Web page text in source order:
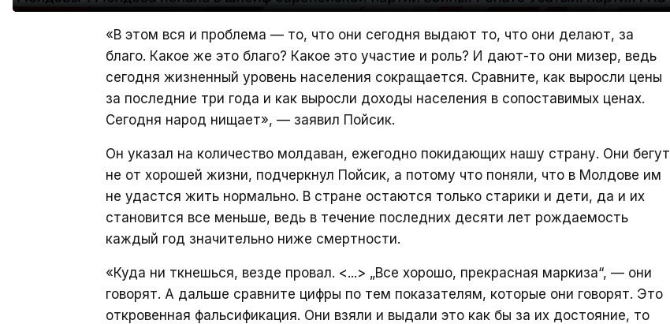
«В этом вся и проблема — то, что они сегодня выдают то, что они делают, за
благо. Какое же это благо? Какое это участие и роль? И дают-то они мизер, ведь
сегодня жизненный уровень населения сокращается. Сравните, как выросли цены
за последние три года и как выросли доходы населения в сопоставимых ценах.
Сегодня народ нищает», — заявил Пойсик.
Он указал на количество молдаван, ежегодно покидающих нашу страну. Они бегут
не от хорошей жизни, подчеркнул Пойсик, а потому что поняли, что в Молдове им
не удастся жить нормально. В стране остаются только старики и дети, да и их
становится все меньше, ведь в течение последних десяти лет рождаемость
каждый год значительно ниже смертности.
«Куда ни ткнешься, везде провал. <...> „Все хорошо, прекрасная маркиза“, — они
говорят. А дальше сравните цифры по тем показателям, которые они говорят. Это
откровенная фальсификация. Они взяли и выдали это как бы за их достояние, то